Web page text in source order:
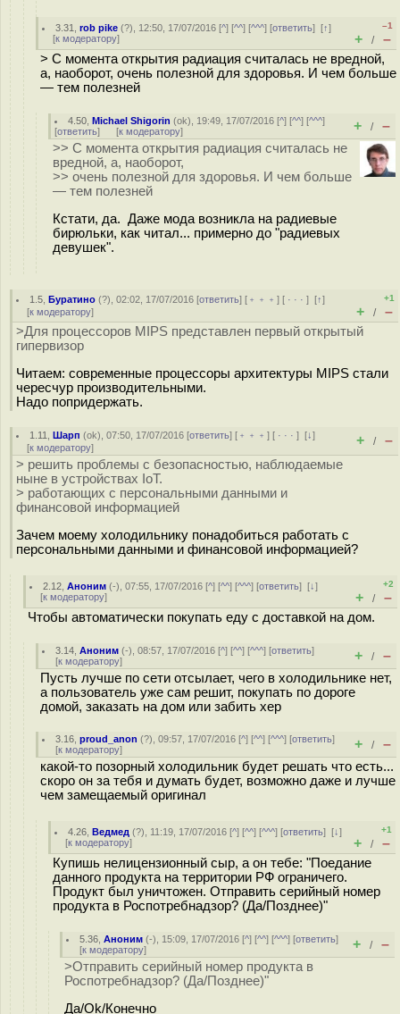
3.31 ,rob pike (?), 12:50, 17/07/2016 [^] [^^] [^^^] [ответить][↑]
[к модератору]
–1
+ / –
> С момента открытия радиация считалась не вредной,
а, наоборот, очень полезной для здоровья. И чем больше
— тем полезней
4.50 ,Michael Shigorin (ok), 19:49, 17/07/2016 [^] [^^] [^^^]
[ответить] [к модератору] + / –
>> С момента открытия радиация считалась не
вредной, а, наоборот,
>> очень полезной для здоровья. И чем больше
— тем полезней
Кстати, да. Даже мода возникла на радиевые
бирюльки, как читал... примерно до "радиевых
девушек".
1.5 ,Буратино (?), 02:02, 17/07/2016 [ответить] [ ﹢﹢﹢] [ · · ·][↑]
[к модератору]
+1
+ / –
>Для процессоров MIPS представлен первый открытый
гипервизор
Читаем: современные процессоры архитектуры MIPS стали
чересчур производительными.
Надо попридержать.
1.11 ,Шарп (ok), 07:50, 17/07/2016 [ответить] [ ﹢﹢﹢] [ · · ·][↓]
[к модератору] + / –
> решить проблемы с безопасностью, наблюдаемые
ныне в устройствах IoT.
> работающих с персональными данными и
финансовой информацией
Зачем моему холодильнику понадобиться работать с
персональными данными и финансовой информацией?
2.12 ,Аноним (-), 07:55, 17/07/2016 [^] [^^] [^^^] [ответить][↓]
[к модератору]
+2
+ / –
Чтобы автоматически покупать еду с доставкой на дом.
3.14 ,Аноним (-), 08:57, 17/07/2016 [^] [^^] [^^^] [ответить]
[к модератору] + / –
Пусть лучше по сети отсылает, чего в холодильнике нет,
а пользователь уже сам решит, покупать по дороге
домой, заказать на дом или забить хер
3.16 ,proud_anon (?), 09:57, 17/07/2016 [^] [^^] [^^^] [ответить]
[к модератору] + / –
какой-то позорный холодильник будет решать что есть...
скоро он за тебя и думать будет, возможно даже и лучше
чем замещаемый оригинал
4.26 ,Ведмед (?), 11:19, 17/07/2016 [^] [^^] [^^^] [ответить][↓]
[к модератору]
+1
+ / –
Купишь нелицензионный сыр, а он тебе: "Поедание
данного продукта на территории РФ ограничего.
Продукт был уничтожен. Отправить серийный номер
продукта в Роспотребнадзор? (Да/Позднее)"
5.36 ,Аноним (-), 15:09, 17/07/2016 [^] [^^] [^^^] [ответить]
[к модератору] + / –
>Отправить серийный номер продукта в
Роспотребнадзор? (Да/Позднее)"
Да/Ok/Конечно